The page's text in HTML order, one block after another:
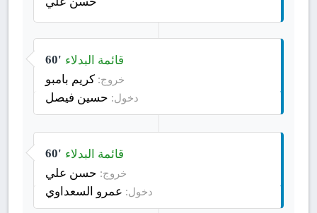
60' قائمة البدلاء
خروج: كريم بامبو
دخول: حسين فيصل
60' قائمة البدلاء
خروج: حسن علي
دخول: عمرو السعداوي